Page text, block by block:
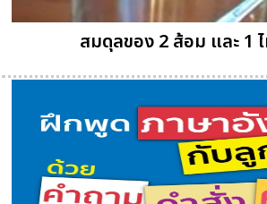
สมดุลของ 2 ส้อม และ 1